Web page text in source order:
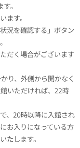
。
ます。
況を確認する」ボタン
だく場合がございます
り、外側から開かなく
いただければ、22時
、20時以降に入館され
お入りになっている方
たします。